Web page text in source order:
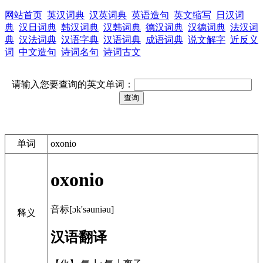
网站首页 英汉词典 汉英词典 英语造句 英文缩写
日汉词
典 汉日词典 韩汉词典 汉韩词典 德汉词典 汉德词典 法汉词
典 汉法词典 汉语字典 汉语词典 成语词典 说文解字 近反义
词 中文造句 诗词名句 诗词古文
请输入您要查询的英文单词：
单词 oxonio
释义
oxonio
音标[ɔk'səuniəu]
汉语翻译